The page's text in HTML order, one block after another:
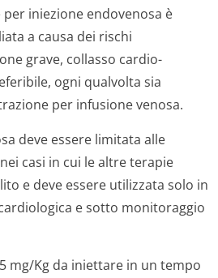
iniezione endovenosa è
a causa dei rischi
grave, collasso cardio-
ogni qualvolta sia
per infusione venosa.
deve essere limitata alle
casi in cui le altre terapie
e deve essere utilizzata solo in
e sotto monitoraggio
mg/Kg da iniettare in un tempo